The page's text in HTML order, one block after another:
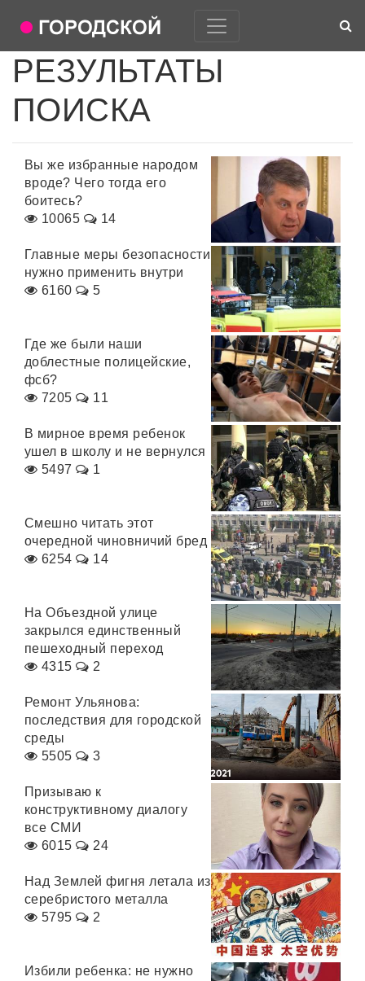
РЕЗУЛЬТАТЫ
ПОИСКА
Вы же избранные народом
вроде? Чего тогда его
боитесь?
10065
14
Главные меры безопасности
нужно применить внутри
6160
5
Где же были наши
доблестные полицейские,
фсб?
7205
11
В мирное время ребенок
ушел в школу и не вернулся
5497
1
Смешно читать этот
очередной чиновничий бред
6254
14
На Объездной улице
закрылся единственный
пешеходный переход
4315
2
Ремонт Ульянова:
последствия для городской
среды
5505
3
Призываю к
конструктивному диалогу
все СМИ
6015
24
Над Землей фигня летала из
серебристого металла
5795
2
Избили ребенка: не нужно